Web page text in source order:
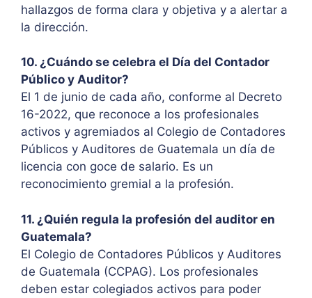
hallazgos de forma clara y objetiva y a alertar a
la dirección.
10. ¿Cuándo se celebra el Día del Contador
Público y Auditor?
El 1 de junio de cada año, conforme al Decreto
16-2022, que reconoce a los profesionales
activos y agremiados al Colegio de Contadores
Públicos y Auditores de Guatemala un día de
licencia con goce de salario. Es un
reconocimiento gremial a la profesión.
11. ¿Quién regula la profesión del auditor en
Guatemala?
El Colegio de Contadores Públicos y Auditores
de Guatemala (CCPAG). Los profesionales
deben estar colegiados activos para poder